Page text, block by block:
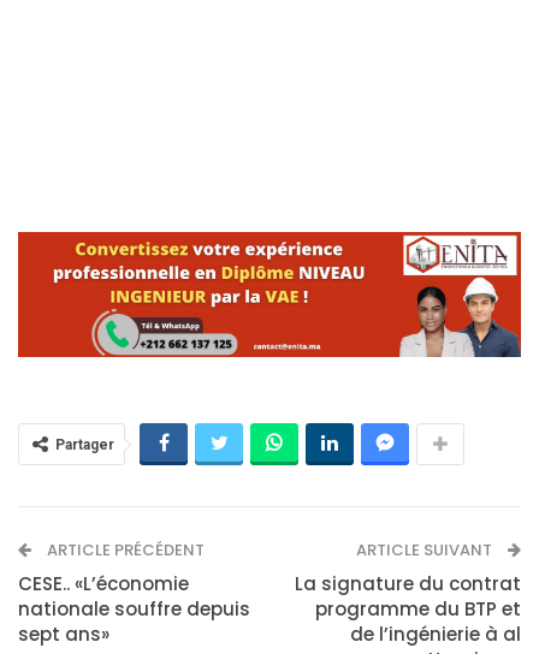
Partager
ARTICLE PRÉCÉDENT
CESE.. «L’économie
nationale souffre depuis
sept ans»
ARTICLE SUIVANT
La signature du contrat
programme du BTP et
de l’ingénierie à al